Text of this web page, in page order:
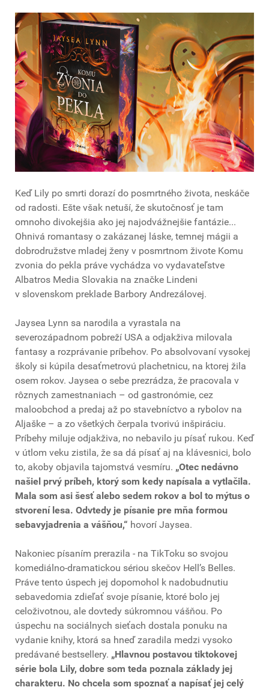
Keď Lily po smrti dorazí do posmrtného života, neskáče
od radosti. Ešte však netuší, že skutočnosť je tam
omnoho divokejšia ako jej najodvážnejšie fantázie...
Ohnivá romantasy o zakázanej láske, temnej mágii a
dobrodružstve mladej ženy v posmrtnom živote Komu
zvonia do pekla práve vychádza vo vydavateľstve
Albatros Media Slovakia na značke Lindeni
v slovenskom preklade Barbory Andrezálovej.
Jaysea Lynn sa narodila a vyrastala na
severozápadnom pobreží USA a odjakživa milovala
fantasy a rozprávanie príbehov. Po absolvovaní vysokej
školy si kúpila desaťmetrovú plachetnicu, na ktorej žila
osem rokov. Jaysea o sebe prezrádza, že pracovala v
rôznych zamestnaniach – od gastronómie, cez
maloobchod a predaj až po stavebníctvo a rybolov na
Aljaške – a zo všetkých čerpala tvorivú inšpiráciu.
Príbehy miluje odjakživa, no nebavilo ju písať rukou. Keď
v útlom veku zistila, že sa dá písať aj na klávesnici, bolo
to, akoby objavila tajomstvá vesmíru. „Otec nedávno
našiel prvý príbeh, ktorý som kedy napísala a vytlačila.
Mala som asi šesť alebo sedem rokov a bol to mýtus o
stvorení lesa. Odvtedy je písanie pre mňa formou
sebavyjadrenia a vášňou,“ hovorí Jaysea.
Nakoniec písaním prerazila - na TikToku so svojou
komediálno-dramatickou sériou skečov Hell’s Belles.
Práve tento úspech jej dopomohol k nadobudnutiu
sebavedomia zdieľať svoje písanie, ktoré bolo jej
celoživotnou, ale dovtedy súkromnou vášňou. Po
úspechu na sociálnych sieťach dostala ponuku na
vydanie knihy, ktorá sa hneď zaradila medzi vysoko
predávané bestsellery. „Hlavnou postavou tiktokovej
série bola Lily, dobre som teda poznala základy jej
charakteru. No chcela som spoznať a napísať jej celý